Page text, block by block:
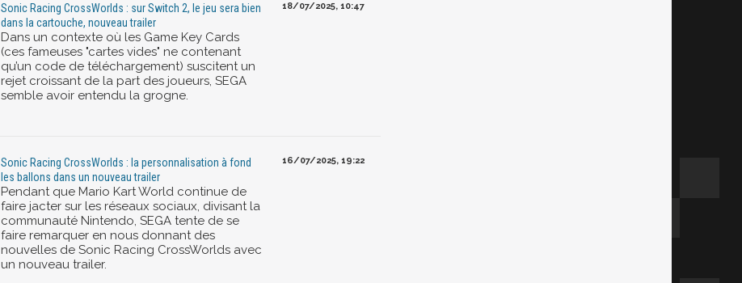
Sonic Racing CrossWorlds : sur Switch 2, le jeu sera bien
dans la cartouche, nouveau trailer
Dans un contexte où les Game Key Cards
(ces fameuses "cartes vides" ne contenant
qu’un code de téléchargement) suscitent un
rejet croissant de la part des joueurs, SEGA
semble avoir entendu la grogne.
18/07/2025, 10:47
Sonic Racing CrossWorlds : la personnalisation à fond
les ballons dans un nouveau trailer
Pendant que Mario Kart World continue de
faire jacter sur les réseaux sociaux, divisant la
communauté Nintendo, SEGA tente de se
faire remarquer en nous donnant des
nouvelles de Sonic Racing CrossWorlds avec
un nouveau trailer.
16/07/2025, 19:22